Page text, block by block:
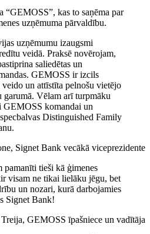
“GEMOSS”, kas to saņēma par
uzņēmuma pārvaldību.
uzņēmumu izaugsmi
veidā. Praksē novērojam,
saliedētas un
GEMOSS ir izcils
un attīstīta pelnošu vietējo
garumā. Vēlam arī turpmāku
GEMOSS komandai un
Distinguished Family
Signet Bank vecākā viceprezidente
pamanīti tieši kā ģimenes
visam ne tikai lielāku jēgu, bet
un nozari, kurā darbojamies
Signet Bank!
GEMOSS īpašniece un vadītāja